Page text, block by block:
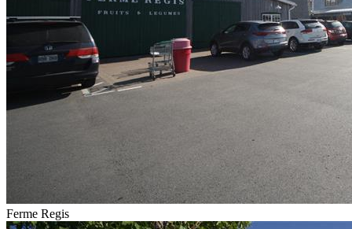
Ferme Regis